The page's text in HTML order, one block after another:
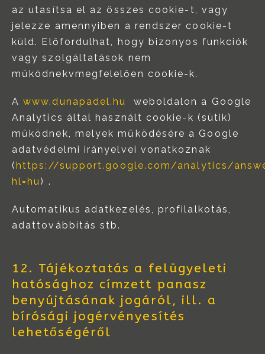
az utasítsa el az összes cookie-t, vagy
jelezze amennyiben a rendszer cookie-t
küld. Előfordulhat, hogy bizonyos funkciók
vagy szolgáltatások nem
működnekvmegfelelően cookie-k.
Awww.dunapadel.hu
weboldalon a Google
Analytics által használt cookie-k (sütik)
működnek, melyek működésére a Google
adatvédelmi irányelvei vonatkoznak
(https://support.google.com/analytics/
hl=hu) .
Automatikus adatkezelés, profilalkotás,
adattovábbítás stb.
12. Tájékoztatás a felügyeleti
hatósághoz címzett panasz
benyújtásának jogáról, ill. a
bírósági jogérvényesítés
lehetőségéről